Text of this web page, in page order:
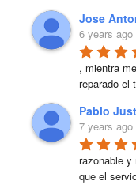
Jose
6 years ago
, mientra
reparado el
Pablo
7 years ago
razonable
que el